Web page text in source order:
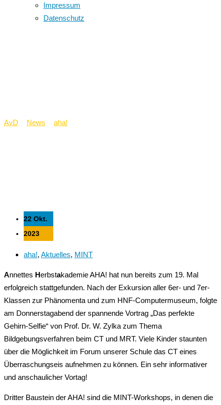
Impressum
Datenschutz
AvD News aha!
22 Okt.
2023
aha!, Aktuelles, MINT
Annettes Herbstakademie AHA! hat nun bereits zum 19. Mal
erfolgreich stattgefunden. Nach der Exkursion aller 6er- und 7er-
Klassen zur Phänomenta und zum HNF-Computermuseum, folgte
am Donnerstagabend der spannende Vortrag „Das perfekte
Gehirn-Selfie“ von Prof. Dr. W. Zylka zum Thema
Bildgebungsverfahren beim CT und MRT. Viele Kinder staunten
über die Möglichkeit im Forum unserer Schule das CT eines
Überraschungseis aufnehmen zu können. Ein sehr informativer
und anschaulicher Vortag!
Dritter Baustein der AHA! sind die MINT-Workshops, in denen die